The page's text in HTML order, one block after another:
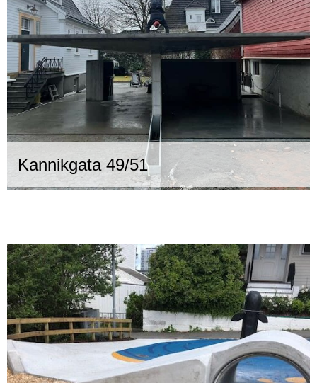
Kannikgata 49/51